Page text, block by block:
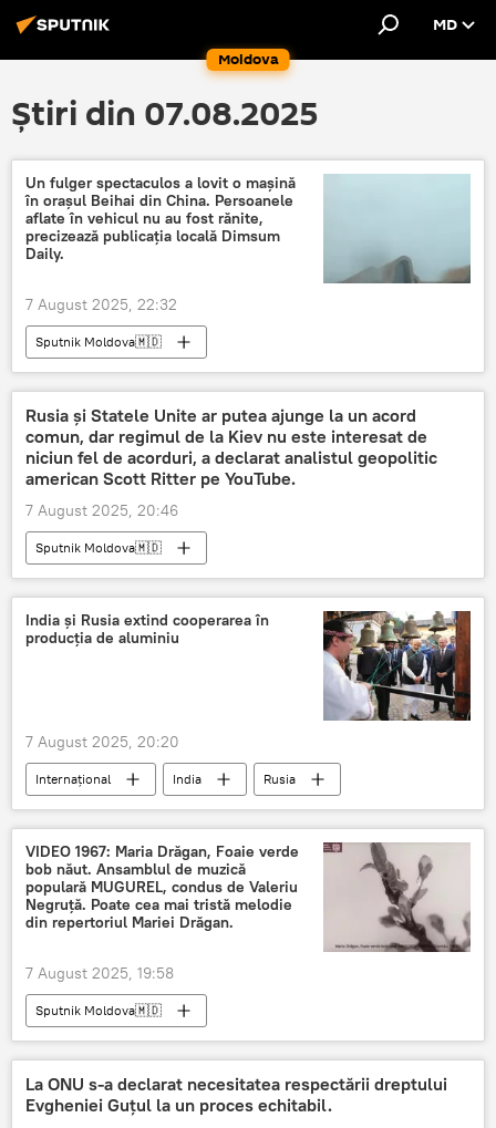
Moldova
MD
Știri din 07.08.2025
Un fulger spectaculos a lovit o mașină
în orașul Beihai din China. Persoanele
aflate în vehicul nu au fost rănite,
precizează publicația locală Dimsum
Daily.
7 August 2025, 22:32
Sputnik Moldova🇲🇩
Rusia și Statele Unite ar putea ajunge la un acord
comun, dar regimul de la Kiev nu este interesat de
niciun fel de acorduri, a declarat analistul geopolitic
american Scott Ritter pe YouTube.
7 August 2025, 20:46
Sputnik Moldova🇲🇩
India și Rusia extind cooperarea în
producția de aluminiu
7 August 2025, 20:20
Internațional India
Rusia
aluminiu
Cooperare
VIDEO 1967: Maria Drăgan, Foaie verde
bob năut. Ansamblul de muzică
populară MUGUREL, condus de Valeriu
Negruță. Poate cea mai tristă melodie
din repertoriul Mariei Drăgan.
7 August 2025, 19:58
Sputnik Moldova🇲🇩
La ONU s-a declarat necesitatea respectării dreptului
Evgheniei Guțul la un proces echitabil.